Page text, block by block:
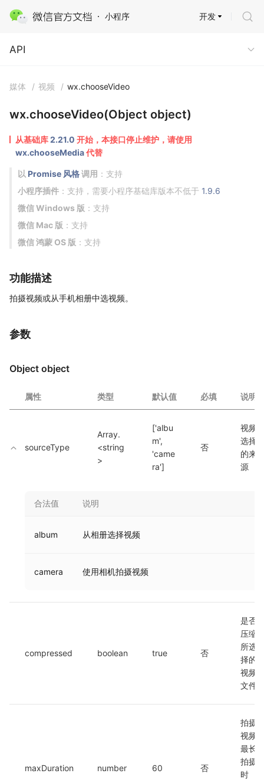
小程序
API
开发
API
媒体 / 视频 / wx.chooseVideo
wx.chooseVideo(Object object)
从基础库2.21.0 开始，本接口停止维护，请使用
wx.chooseMedia代替
以 Promise 风格调用 ：支持
小程序插件 ：支持，需要小程序基础库版本不低于 1.9.6
微信 Windows 版 ：支持
微信 Mac 版 ：支持
微信 鸿蒙 OS 版 ：支持
功能描述
拍摄视频或从手机相册中选视频。
参数
Object object
属性 类型 默认值 必填 说明
sourceType
Array.
<string
>
['albu
m',
'came
ra']
否
视频
选择
的来
源
合法值 说明
album 从相册选择视频
camera 使用相机拍摄视频
compressed boolean true 否
是否
压缩
所选
择的
视频
文件
maxDuration number 60 否
拍摄
视频
最长
拍摄
时